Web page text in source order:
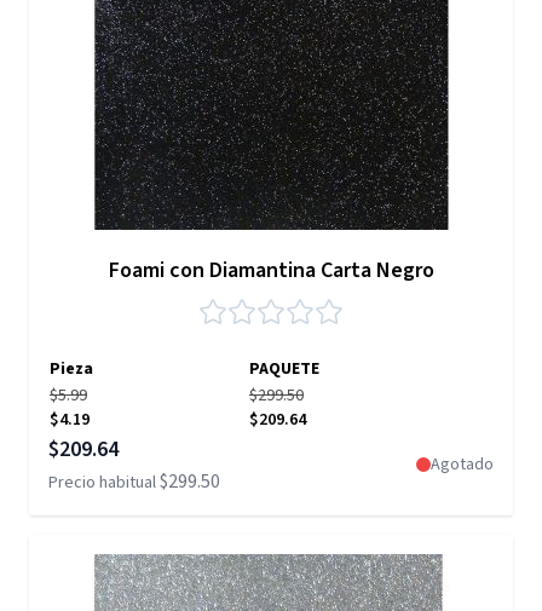
Foami con Diamantina Carta Negro
Pieza
PAQUETE
$5.99
$4.19
$299.50
$209.64
Precio especial
$209.64
Precio habitual$299.50
Agotado